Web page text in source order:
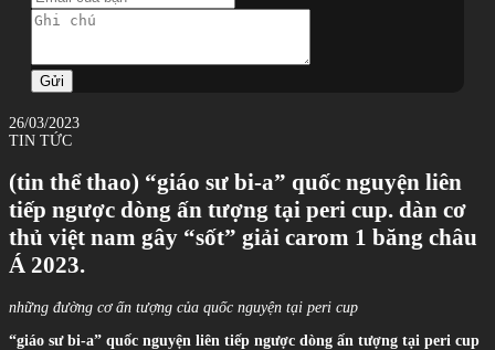
Gửi
26/03/2023
TIN TỨC
(tin thể thao) “giáo sư bi-a” quốc nguyện liên
tiếp ngược dòng ấn tượng tại peri cup. dàn cơ
thủ việt nam gây “sốt” giải carom 1 băng châu
Á 2023.
những đường cơ ấn tượng của quốc nguyện tại peri cup
“giáo sư bi-a” quốc nguyện liên tiếp ngược dòng ấn tượng tại peri cup